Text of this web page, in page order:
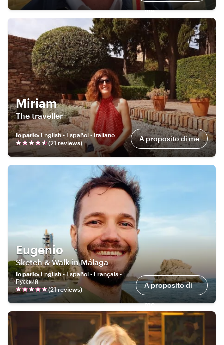
me
Miriam
The traveller
Io parlo:English • Español • Italiano
(21reviews) A proposito di me
Eugenio
Sketch & Walk in Málaga
Io parlo:English • Español • Français •
Русский
(21reviews) A proposito di
me